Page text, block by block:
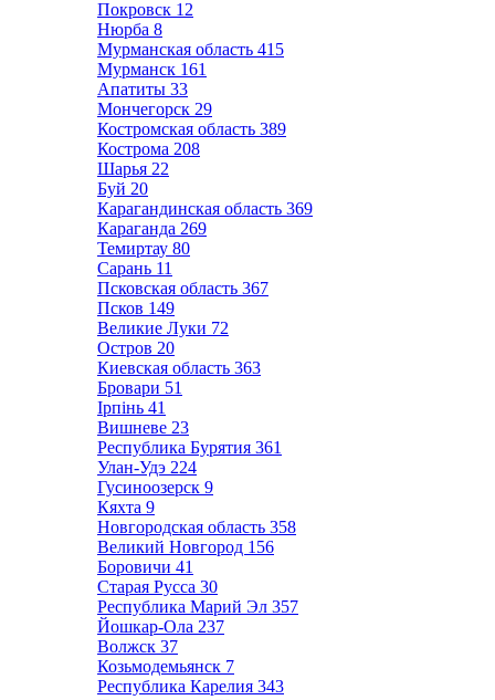
Покровск 12
Нюрба 8
Мурманская область 415
Мурманск 161
Апатиты 33
Мончегорск 29
Костромская область 389
Кострома 208
Шарья 22
Буй 20
Карагандинская область 369
Караганда 269
Темиртау 80
Сарань 11
Псковская область 367
Псков 149
Великие Луки 72
Остров 20
Киевская область 363
Бровари 51
Ірпінь 41
Вишневе 23
Республика Бурятия 361
Улан-Удэ 224
Гусиноозерск 9
Кяхта 9
Новгородская область 358
Великий Новгород 156
Боровичи 41
Старая Русса 30
Республика Марий Эл 357
Йошкар-Ола 237
Волжск 37
Козьмодемьянск 7
Республика Карелия 343